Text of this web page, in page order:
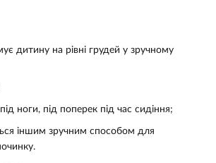
дитину на рівні грудей у зручному
ноги, під поперек під час сидіння;
іншим зручним способом для